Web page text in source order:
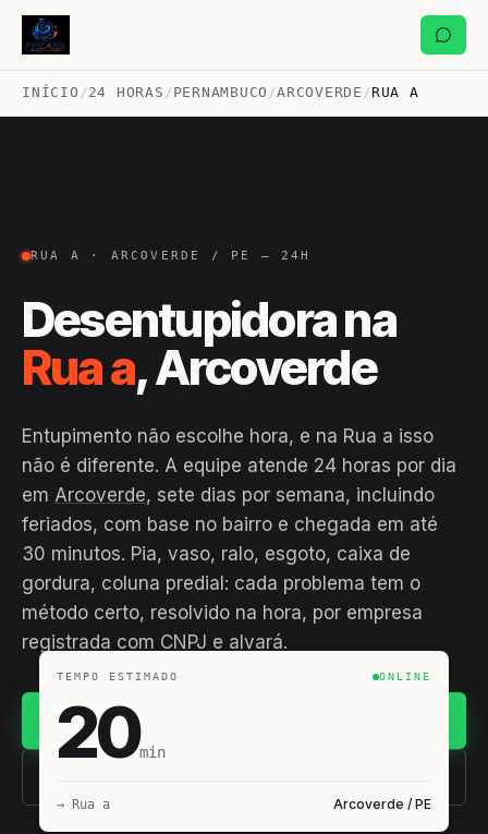
INÍCIO /24 HORAS /PERNAMBUCO /ARCOVERDE /RUA A
RUA A · ARCOVERDE / PE — 24H
Desentupidora na
Rua a, Arcoverde
Entupimento não escolhe hora, e na Rua a isso
não é diferente. A equipe atende 24 horas por dia
em Arcoverde, sete dias por semana, incluindo
feriados, com base no bairro e chegada em até
30 minutos. Pia, vaso, ralo, esgoto, caixa de
gordura, coluna predial: cada problema tem o
método certo, resolvido na hora, por empresa
registrada com CNPJ e alvará.
(11) 93407-8838
TEMPO ESTIMADO ONLINE
20min
→ Rua a Arcoverde / PE